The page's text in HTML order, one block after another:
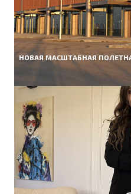
НОВАЯ МАСШТАБНАЯ